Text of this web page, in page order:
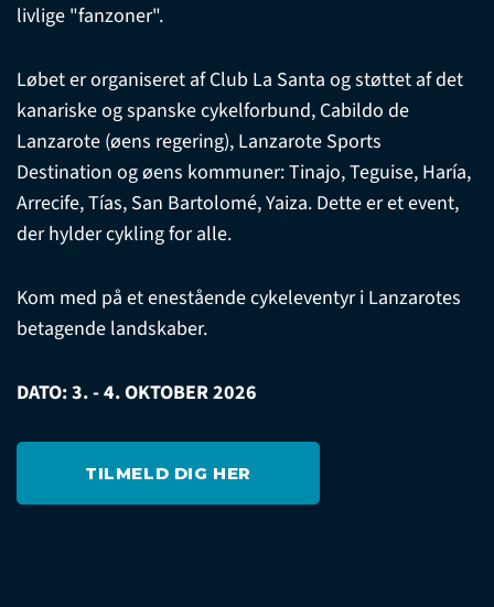
livlige "fanzoner".
Løbet er organiseret af Club La Santa og støttet af det
kanariske og spanske cykelforbund, Cabildo de
Lanzarote (øens regering), Lanzarote Sports
Destination og øens kommuner: Tinajo, Teguise, Haría,
Arrecife, Tías, San Bartolomé, Yaiza. Dette er et event,
der hylder cykling for alle.
Kom med på et enestående cykeleventyr i Lanzarotes
betagende landskaber.
DATO: 3. - 4. OKTOBER 2026
TILMELD DIG HER